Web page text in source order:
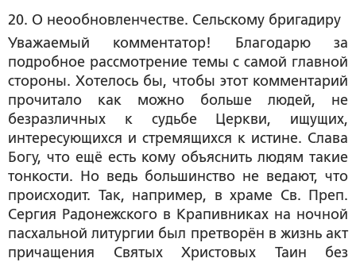
20. О неообновленчестве. Сельскому бригадиру
Уважаемый комментатор! Благодарю за
подробное рассмотрение темы с самой главной
стороны. Хотелось бы, чтобы этот комментарий
прочитало как можно больше людей, не
безразличных к судьбе Церкви, ищущих,
интересующихся и стремящихся к истине. Слава
Богу, что ещё есть кому объяснить людям такие
тонкости. Но ведь большинство не ведают, что
происходит. Так, например, в храме Св. Преп.
Сергия Радонежского в Крапивниках на ночной
пасхальной литургии был претворён в жизнь акт
причащения Святых Христовых Таин без